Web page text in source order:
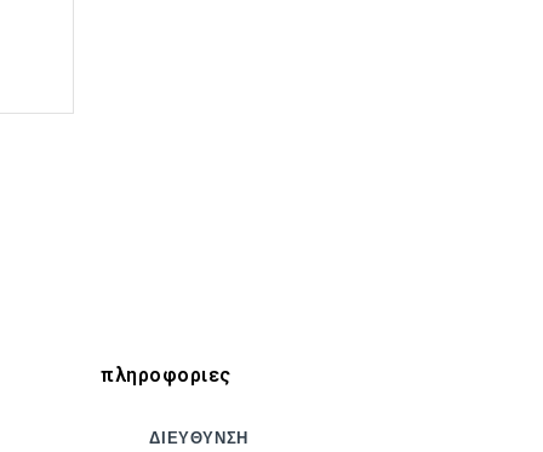
πληροφοριες
ΔΙΕΥΘΥΝΣΗ